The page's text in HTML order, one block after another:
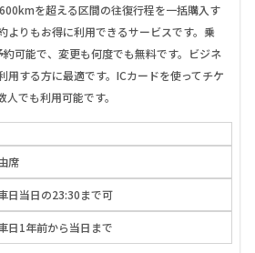
を超える区間の往復行程を一括購入す
よりもお得に利用できるサービスです。乗
可能で、変更も何度でも無料です。ビジネ
用する方に最適です。ICカードを使ってチケ
でも利用可能です。
席
日当日の23:30まで可
日1年前から当日まで